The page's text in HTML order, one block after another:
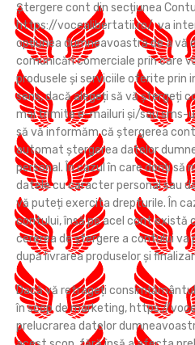
Ștergere cont din secțiunea
https://vocealibertatii.ro/ va
opțiunea dumneavoastră de a vă
comunicări comerciale prin care
produsele și serviciile oferite prin
sens, dacă alegeți să vă ștergeți
mai trimite e-mailuri și/sau sms-
să vă informăm că ștergerea
automat ștergerea datelor
personal. În cazul în care doriți să
datele cu caracter personal sau
vă puteți exercita drepturile. În
contului, însă pe acel cont există
cererea de ştergere a contului
după livrarea produselor şi
Dacă vă retrageți
în scop de marketing, https://
prelucrarea datelor